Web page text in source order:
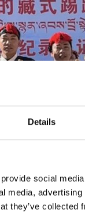
Details
social
media,
they’ve